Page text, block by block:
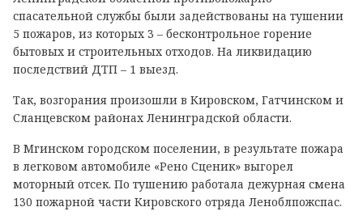
спасательной службы были задействованы на тушении
5 пожаров, из которых 3 – бесконтрольное горение
бытовых и строительных отходов. На ликвидацию
последствий ДТП – 1 выезд.
Так, возгорания произошли в Кировском, Гатчинском и
Сланцевском районах Ленинградской области.
В Мгинском городском поселении, в результате пожара
в легковом автомобиле «Рено Сценик» выгорел
моторный отсек. По тушению работала дежурная смена
130 пожарной части Кировского отряда Леноблпожспас.